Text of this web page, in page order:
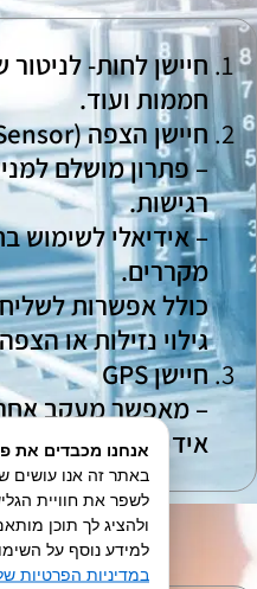
חיישן לחות- לניטור
חממות ועוד.
חיישן הצפה(Water Flood Sensor)
– פתרון מושלם
רגישות.
– אידיאלי לשימוש
מקררים.
כולל אפשרות
גילוי נזילות או הצפה.
חיישןGPS
– מאפשר מעקב אחר
אידיאלי משאיות מזון.
תקני
אנחנו מכבדים את
לשפר את חוויית
ולהציג לך תוכן מותאם
למידע נוסף על השימוש
במדיניות הפרטיות שלנו